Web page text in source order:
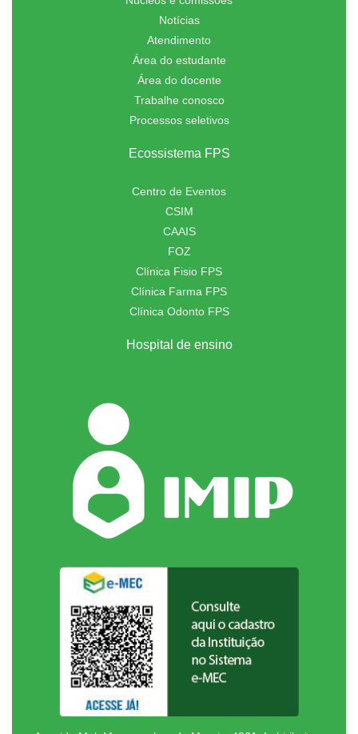
Notícias
Atendimento
Área do estudante
Área do docente
Trabalhe conosco
Processos seletivos
Ecossistema FPS
Centro de Eventos
CSIM
CAAIS
FOZ
Clínica Fisio FPS
Clínica Farma FPS
Clínica Odonto FPS
Hospital de ensino